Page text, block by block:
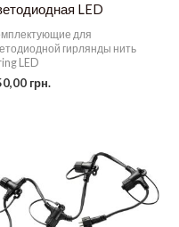
LED
для
гирлянды нить
LED
грн.